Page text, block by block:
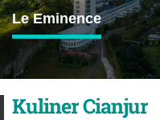
Le Eminence
Kuliner Cianjur